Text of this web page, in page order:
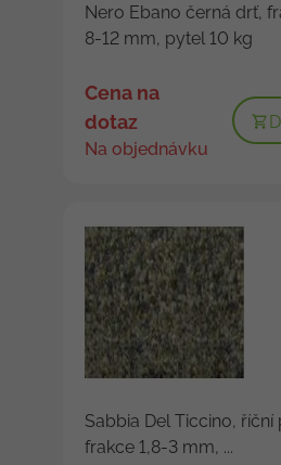
Nero Ebano černá drť,
8-12 mm, pytel 10 kg
Cena na
dotaz
Na objednávku
Sabbia Del Ticcino, říční
frakce 1,8-3 mm, ...